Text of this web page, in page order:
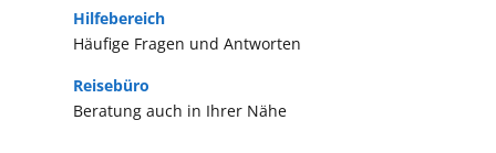
Häufige Fragen und Antworten
Hilfebereich
Beratung auch in Ihrer Nähe
Reisebüro